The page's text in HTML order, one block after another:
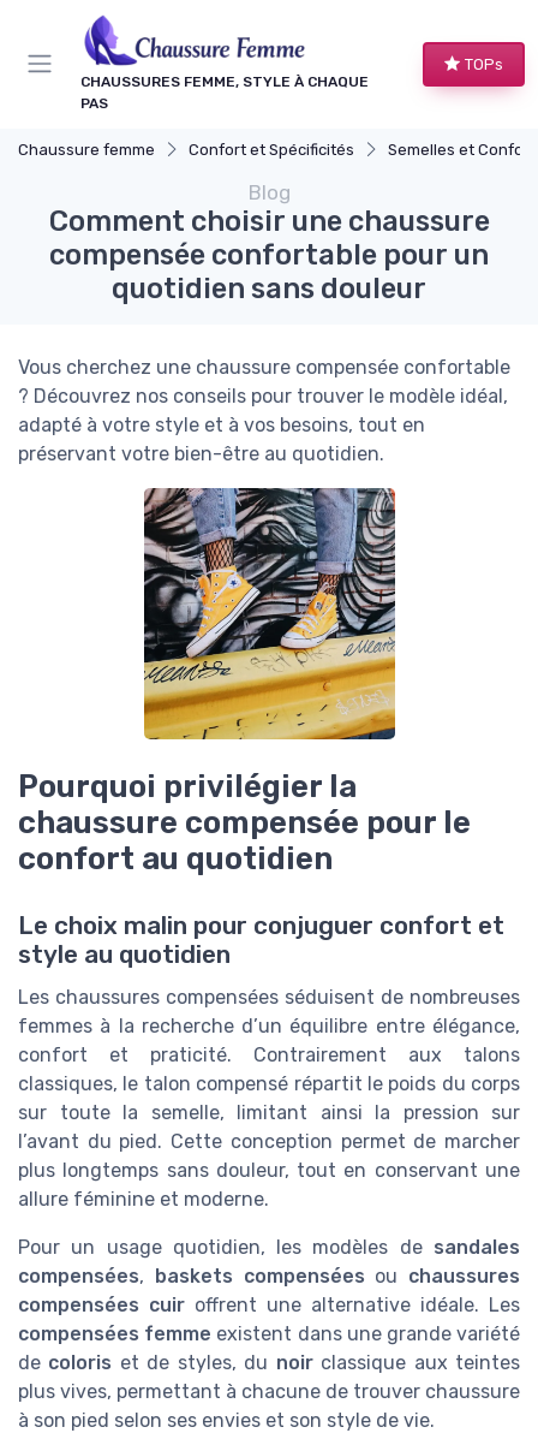
CHAUSSURES FEMME, STYLE À CHAQUE
PAS
TOPs
Chaussure femme Confort et Spécificités Semelles et Confort
Blog
Comment choisir une chaussure
compensée confortable pour un
quotidien sans douleur
Vous cherchez une chaussure compensée confortable
? Découvrez nos conseils pour trouver le modèle idéal,
adapté à votre style et à vos besoins, tout en
préservant votre bien-être au quotidien.
Pourquoi privilégier la
chaussure compensée pour le
confort au quotidien
Le choix malin pour conjuguer confort et
style au quotidien
Les chaussures compensées séduisent de nombreuses
femmes à la recherche d’un équilibre entre élégance,
confort et praticité. Contrairement aux talons
classiques, le talon compensé répartit le poids du corps
sur toute la semelle, limitant ainsi la pression sur
l’avant du pied. Cette conception permet de marcher
plus longtemps sans douleur, tout en conservant une
allure féminine et moderne.
Pour un usage quotidien, les modèles de sandales
compensées, baskets compensées ou chaussures
compensées cuir offrent une alternative idéale. Les
compensées femme existent dans une grande variété
de coloris et de styles, du noirclassique aux teintes
plus vives, permettant à chacune de trouver chaussure
à son pied selon ses envies et son style de vie.
Panneau de gestion des cookies